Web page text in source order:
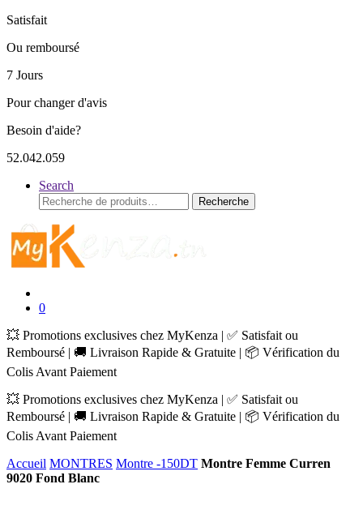
Satisfait
Ou remboursé
7 Jours
Pour changer d'avis
Besoin d'aide?
52.042.059
Search
Recherche
pour :
Recherche
0
💥 Promotions exclusives chez MyKenza | ✅ Satisfait ou
Remboursé | 🚚 Livraison Rapide & Gratuite | 📦 Vérification du
Colis Avant Paiement
💥 Promotions exclusives chez MyKenza | ✅ Satisfait ou
Remboursé | 🚚 Livraison Rapide & Gratuite | 📦 Vérification du
Colis Avant Paiement
Accueil MONTRES Montre -150DT Montre Femme Curren
9020 Fond Blanc